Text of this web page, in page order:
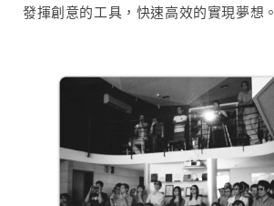
發揮創意的工具，快速高效的實現夢想。